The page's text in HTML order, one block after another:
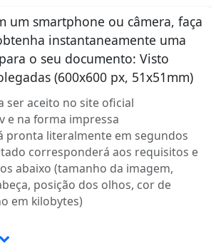
um smartphone ou câmera, faça
instantaneamente uma
o seu documento: Visto
(600x600 px, 51x51mm)
ser aceito no site oficial
e na forma impressa
pronta literalmente em segundos
corresponderá aos requisitos e
abaixo (tamanho da imagem,
posição dos olhos, cor de
em kilobytes)